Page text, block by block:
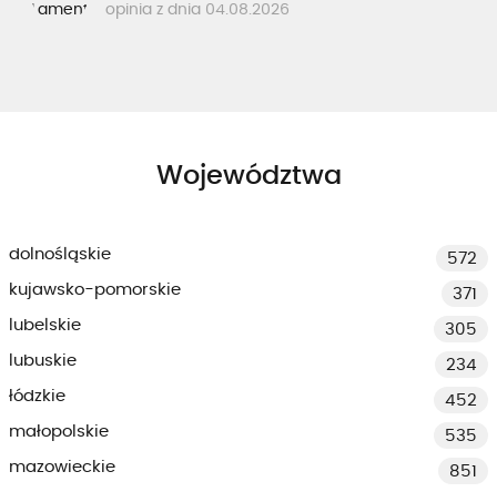
opinia z dnia 04.08.2026
Województwa
dolnośląskie
572
kujawsko-pomorskie
371
lubelskie
305
lubuskie
234
łódzkie
452
małopolskie
535
mazowieckie
851